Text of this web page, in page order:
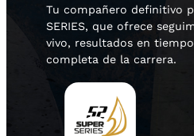
Tu compañero definitivo
SERIES, que ofrece
vivo, resultados en
completa de la carrera.